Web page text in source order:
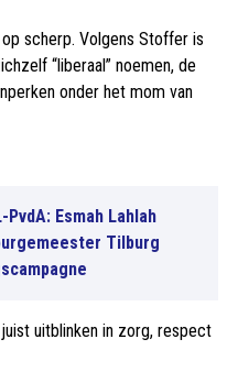
scherp. Volgens Stoffer is
“liberaal” noemen, de
onder het mom van
Esmah Lahlah
Tilburg
uitblinken in zorg, respect